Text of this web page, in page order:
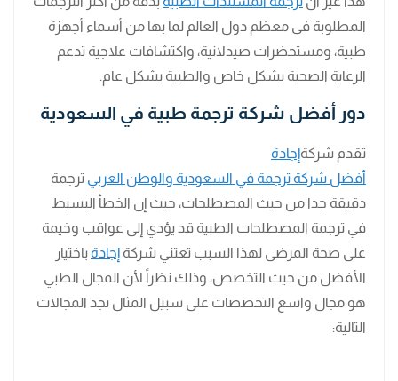
المطلوبة في معظم دول العالم لما بها من أسماء أجهزة
طبية، ومستحضرات صيدلانية، واكتشافات علاجية تدعم
الرعاية الصحية بشكل خاص والطبية بشكل عام.
دور أفضل شركة ترجمة طبية في السعودية
تقدم شركةإجادة
أفضل شركة ترجمة في السعودية والوطن العربي ترجمة
دقيقة جدا من حيث المصطلحات، حيث إن الخطأ البسيط
في ترجمة المصطلحات الطبية قد يؤدي إلى عواقب وخيمة
على صحة المرضى لهذا السبب تعتني شركة إجادة باختيار
الأفضل من حيث التخصص، وذلك نظراً لأن المجال الطبي
هو مجال واسع التخصصات على سبيل المثال نجد المجالات
التالية: